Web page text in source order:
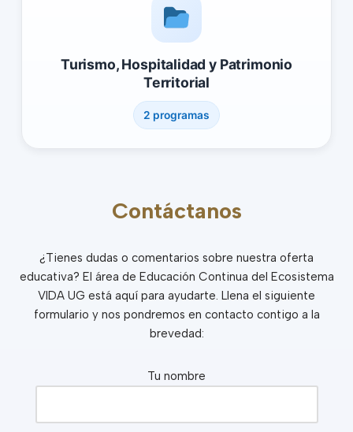
Turismo, Hospitalidad y Patrimonio
Territorial
2 programas
Contáctanos
¿Tienes dudas o comentarios sobre nuestra oferta
educativa? El área de Educación Continua del Ecosistema
VIDA UG está aquí para ayudarte. Llena el siguiente
formulario y nos pondremos en contacto contigo a la
brevedad:
Tu nombre